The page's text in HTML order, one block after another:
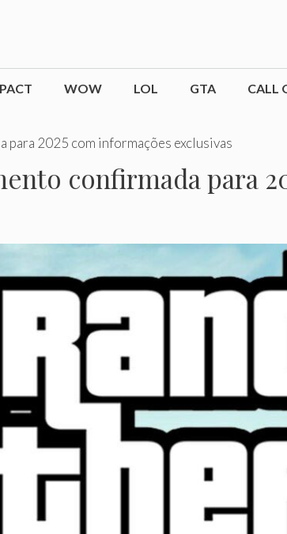
WOW LOL GTA CALL
para 2025 com informações exclusivas
confirmada para